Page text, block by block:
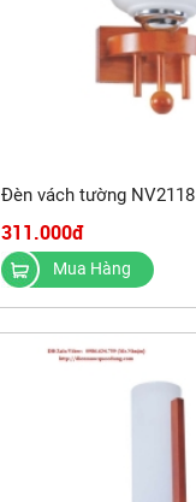
Đèn vách tường NV2118
311.000đ
Mua Hàng